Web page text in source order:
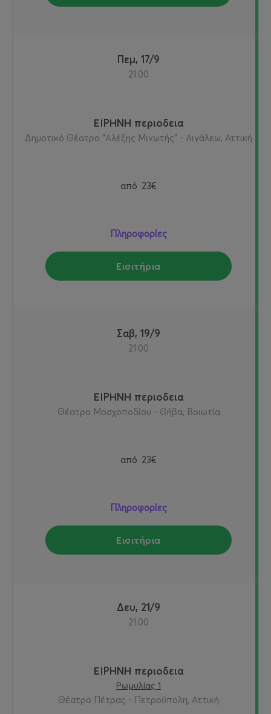
Πεμ, 17/9
21:00
ΕΙΡΗΝΗ περιοδεια
Δημοτικό Θέατρο "Αλέξης Μινωτής" - Αιγάλεω, Αττική
από 23€
Πληροφορίες
Εισιτήρια
Σαβ, 19/9
21:00
ΕΙΡΗΝΗ περιοδεια
Θέατρο Μοσχοποδίου - Θήβα, Βοιωτία
από 23€
Πληροφορίες
Εισιτήρια
Δευ, 21/9
21:00
ΕΙΡΗΝΗ περιοδεια
Ρωμυλίας 1
Θέατρο Πέτρας - Πετρούπολη, Αττική